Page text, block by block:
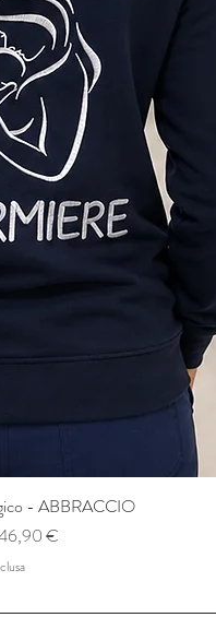
- ABBRACCIO
scontato
€